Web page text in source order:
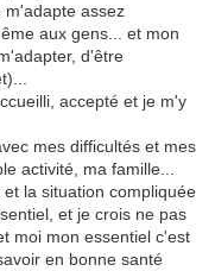
m'adapte assez
aux gens... et mon
d'être
accepté et je m'y
mes difficultés et mes
activité, ma famille...
la situation compliquée
et je crois ne pas
moi mon essentiel c'est
en bonne santé